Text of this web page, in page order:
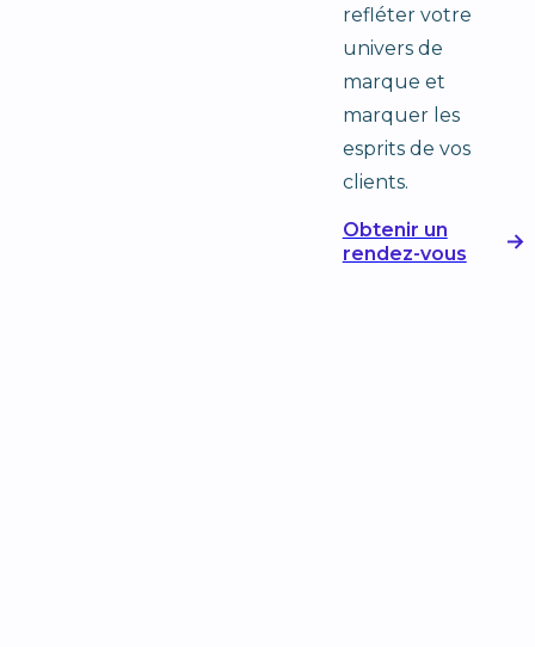
refléter votre
univers de
marque et
marquer les
esprits de vos
clients.
Obtenir un
rendez-vous